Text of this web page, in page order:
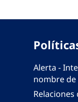
Alerta -
nombre de
Relaciones